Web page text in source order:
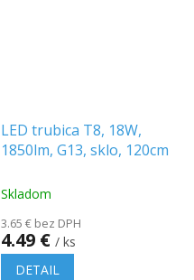
LED trubica T8, 18W,
1850lm, G13, sklo, 120cm
Skladom
3.65 € bez DPH
4.49 € / ks
DETAIL